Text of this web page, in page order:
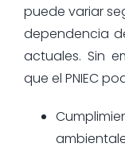
puede variar
dependencia
actuales. Sin
que el PNIEC